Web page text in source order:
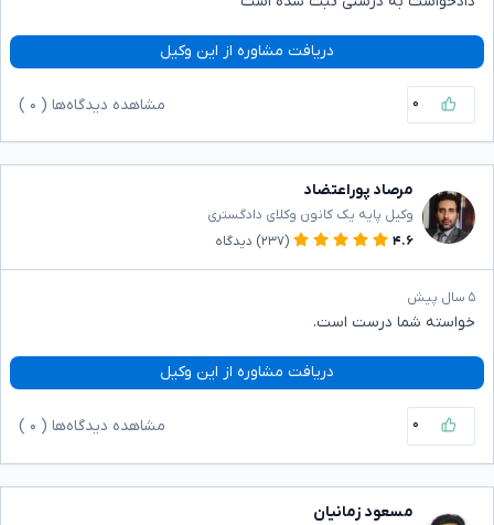
دریافت مشاوره از این وکیل
۰ مشاهده دیدگاه‌ها ( ۰
مرصاد پوراعتضاد
وکیل پایه یک کانون وکلای دادگستری
۴.۶
(۲۳۷) دیدگاه
۵ سال پیش
خواسته شما درست است.
دریافت مشاوره از این وکیل
۰ مشاهده دیدگاه‌ها ( ۰
مسعود زمانیان